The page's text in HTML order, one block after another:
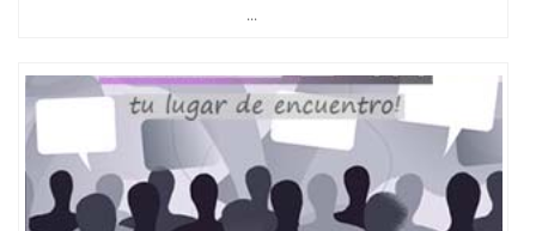
Jose State University）圣何塞州立大学学历证书
（San Jose State University）澳洲读书未毕业找人做
文凭学位qq微信551190476澳洲读CQU中央昆士兰大
学学历 绩单购买学位证书/澳洲读本科硕士做文凭/购
买澳洲大学毕业证成绩单假文凭学历
offieUniversityofSouthernQueensland 澳洲读书未毕
业找人做文凭学位qq微信551190476澳洲读CQU中央
...